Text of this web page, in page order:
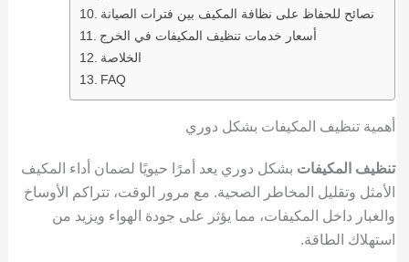
نصائح للحفاظ على نظافة المكيف بين فترات الصيانة
أسعار خدمات تنظيف المكيفات في الخرج
الخلاصة
FAQ
أهمية تنظيف المكيفات بشكل دوري
تنظيف المكيفات بشكل دوري يعد أمرًا حيويًا لضمان أداء المكيف
الأمثل وتقليل المخاطر الصحية. مع مرور الوقت، تتراكم الأوساخ
والغبار داخل المكيفات، مما يؤثر على جودة الهواء ويزيد من
استهلاك الطاقة.